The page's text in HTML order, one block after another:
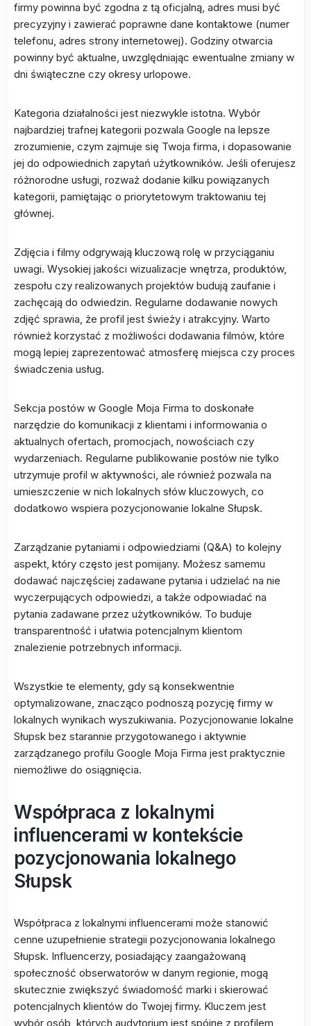
firmy powinna być zgodna z tą oficjalną, adres musi być
precyzyjny i zawierać poprawne dane kontaktowe (numer
telefonu, adres strony internetowej). Godziny otwarcia
powinny być aktualne, uwzględniając ewentualne zmiany w
dni świąteczne czy okresy urlopowe.
Kategoria działalności jest niezwykle istotna. Wybór
najbardziej trafnej kategorii pozwala Google na lepsze
zrozumienie, czym zajmuje się Twoja firma, i dopasowanie
jej do odpowiednich zapytań użytkowników. Jeśli oferujesz
różnorodne usługi, rozważ dodanie kilku powiązanych
kategorii, pamiętając o priorytetowym traktowaniu tej
głównej.
Zdjęcia i filmy odgrywają kluczową rolę w przyciąganiu
uwagi. Wysokiej jakości wizualizacje wnętrza, produktów,
zespołu czy realizowanych projektów budują zaufanie i
zachęcają do odwiedzin. Regularne dodawanie nowych
zdjęć sprawia, że profil jest świeży i atrakcyjny. Warto
również korzystać z możliwości dodawania filmów, które
mogą lepiej zaprezentować atmosferę miejsca czy proces
świadczenia usług.
Sekcja postów w Google Moja Firma to doskonałe
narzędzie do komunikacji z klientami i informowania o
aktualnych ofertach, promocjach, nowościach czy
wydarzeniach. Regularne publikowanie postów nie tylko
utrzymuje profil w aktywności, ale również pozwala na
umieszczenie w nich lokalnych słów kluczowych, co
dodatkowo wspiera pozycjonowanie lokalne Słupsk.
Zarządzanie pytaniami i odpowiedziami (Q&A) to kolejny
aspekt, który często jest pomijany. Możesz samemu
dodawać najczęściej zadawane pytania i udzielać na nie
wyczerpujących odpowiedzi, a także odpowiadać na
pytania zadawane przez użytkowników. To buduje
transparentność i ułatwia potencjalnym klientom
znalezienie potrzebnych informacji.
Wszystkie te elementy, gdy są konsekwentnie
optymalizowane, znacząco podnoszą pozycję firmy w
lokalnych wynikach wyszukiwania. Pozycjonowanie lokalne
Słupsk bez starannie przygotowanego i aktywnie
zarządzanego profilu Google Moja Firma jest praktycznie
niemożliwe do osiągnięcia.
Współpraca z lokalnymi
influencerami w kontekście
pozycjonowania lokalnego
Słupsk
Współpraca z lokalnymi influencerami może stanowić
cenne uzupełnienie strategii pozycjonowania lokalnego
Słupsk. Influencerzy, posiadający zaangażowaną
społeczność obserwatorów w danym regionie, mogą
skutecznie zwiększyć świadomość marki i skierować
potencjalnych klientów do Twojej firmy. Kluczem jest
wybór osób, których audytorium jest spójne z profilem